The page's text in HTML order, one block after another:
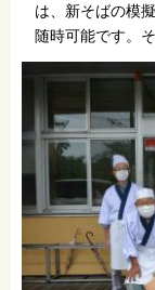
は、新そばの模
随時可能です。